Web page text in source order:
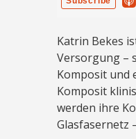
Katrin Bekes
Versorgung –
Komposit und
Komposit
werden ihre
Glasfasernetz